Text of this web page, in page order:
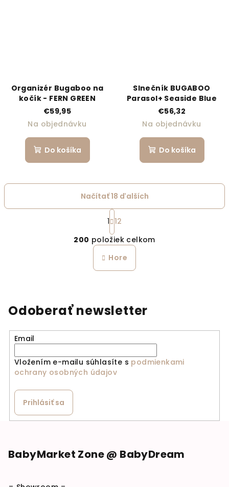
Organizér Bugaboo na
kočík - FERN GREEN
€59,95
Na objednávku
Do košíka
Slnečník BUGABOO
Parasol+ Seaside Blue
€56,32
Na objednávku
Do košíka
Ovládacie prvky
Načítať 18 ďalších
Stránkovanie
1 12
200 položiek celkom
Hore
Odoberať newsletter
Email
Vložením e-mailu súhlasíte s podmienkami
ochrany osobných údajov
Prihlásiť sa
BabyMarket Zone @ BabyDream